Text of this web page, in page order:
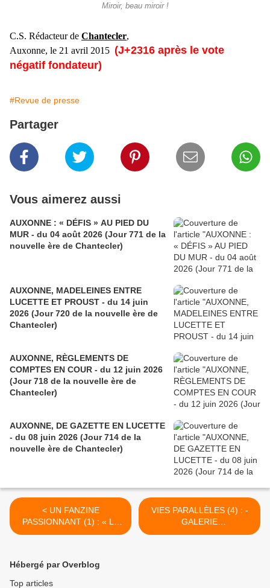
Miroir, beau miroir !
C.S. Rédacteur de Chantecler,
Auxonne, le 21 avril 2015 (J+2316 après le vote
négatif fondateur)
#Revue de presse
Partager
Vous aimerez aussi
AUXONNE : « DÉFIS » AU PIED DU
MUR - du 04 août 2026 (Jour 771 de la
nouvelle ère de Chantecler)
AUXONNE, MADELEINES ENTRE
LUCETTE ET PROUST - du 14 juin
2026 (Jour 720 de la nouvelle ère de
Chantecler)
AUXONNE, RÈGLEMENTS DE
COMPTES EN COUR - du 12 juin 2026
(Jour 718 de la nouvelle ère de
Chantecler)
AUXONNE, DE GAZETTE EN LUCETTE
- du 08 juin 2026 (Jour 714 de la
nouvelle ère de Chantecler)
< UN FANZINE
PASSIONNANT (1) : « LE
MIROIR AUXONNAIS » - du
fondateur)
VIES PARALLÈLES (4) : -
GALERIE
CHAMPAGNOLAISE du 24
Hébergé par Overblog
Top articles